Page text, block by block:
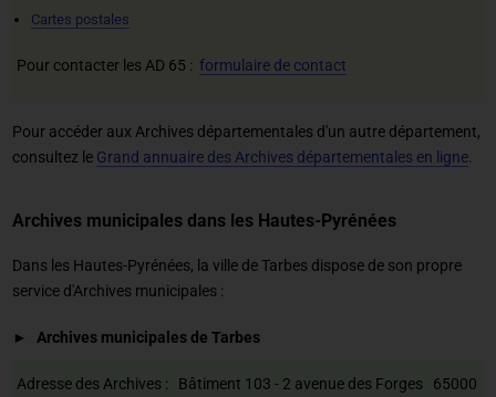
Cartes postales
Pour contacter les AD 65 :formulaire de contact
Pour accéder aux Archives départementales d'un autre département,
consultez le Grand annuaire des Archives départementales en ligne.
Archives municipales dans les Hautes-Pyrénées
Dans les Hautes-Pyrénées, la ville de Tarbes dispose de son propre
service d'Archives municipales :
Archives municipales de Tarbes
Adresse des Archives : Bâtiment 103 - 2 avenue des Forges 65000